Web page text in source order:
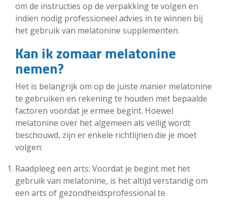
om de instructies op de verpakking te volgen en
indien nodig professioneel advies in te winnen bij
het gebruik van melatonine supplementen.
Kan ik zomaar melatonine
nemen?
Het is belangrijk om op de juiste manier melatonine
te gebruiken en rekening te houden met bepaalde
factoren voordat je ermee begint. Hoewel
melatonine over het algemeen als veilig wordt
beschouwd, zijn er enkele richtlijnen die je moet
volgen:
Raadpleeg een arts: Voordat je begint met het
gebruik van melatonine, is het altijd verstandig om
een arts of gezondheidsprofessional te